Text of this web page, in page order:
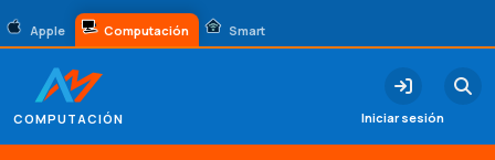
Apple Computación Smart
COMPUTACIÓN Iniciar sesión